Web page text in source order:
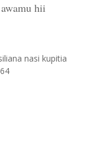
hii
nasi kupitia